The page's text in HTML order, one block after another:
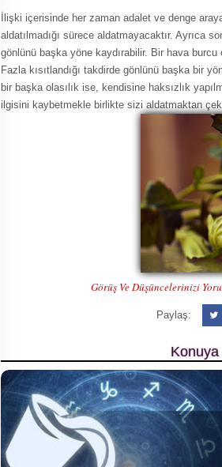
İlişki içerisinde her zaman adalet ve denge
aldatılmadığı sürece aldatmayacaktır. Ayrıca
gönlünü başka yöne kaydırabilir. Bir hava
Fazla kısıtlandığı takdirde gönlünü başka bir
bir başka olasılık ise, kendisine haksızlık
ilgisini kaybetmekle birlikte sizi aldatmaktan
Görüş Ve Düşüncelerinizi
Paylaş:
Konuya